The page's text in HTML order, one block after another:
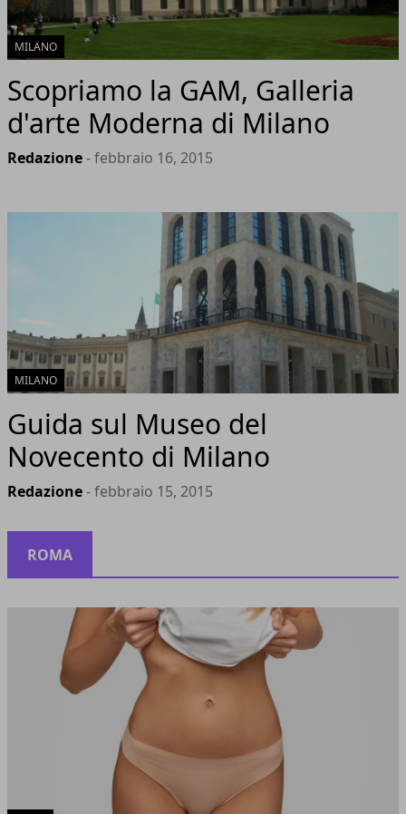
MILANO
Scopriamo la GAM, Galleria
d'arte Moderna di Milano
Redazione- febbraio 16, 2015
MILANO
Guida sul Museo del
Novecento di Milano
Redazione- febbraio 15, 2015
ROMA